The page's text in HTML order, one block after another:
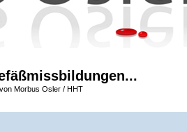
Morbus Osler / HHT